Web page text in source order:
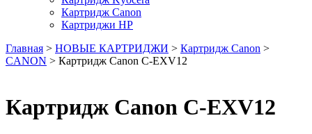
Картридж Canon
Картриджи HP
Главная > НОВЫЕ КАРТРИДЖИ > Картридж Canon >
CANON > Картридж Canon C-EXV12
Картридж Canon C-EXV12